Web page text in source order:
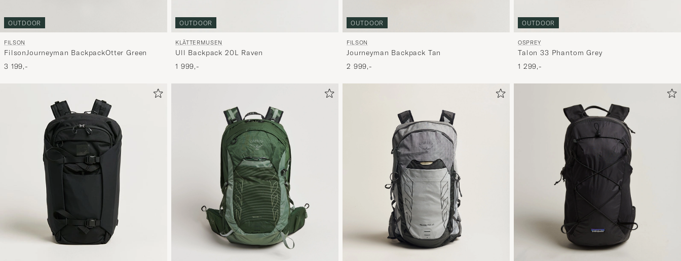
OUTDOOR
FILSON
FilsonJourneyman BackpackOtter Green
3 199,-
OUTDOOR
KLÄTTERMUSEN
Ull Backpack 20L Raven
1 999,-
OUTDOOR
FILSON
Journeyman Backpack Tan
2 999,-
OUTDOOR
OSPREY
Talon 33 Phantom Grey
1 299,-